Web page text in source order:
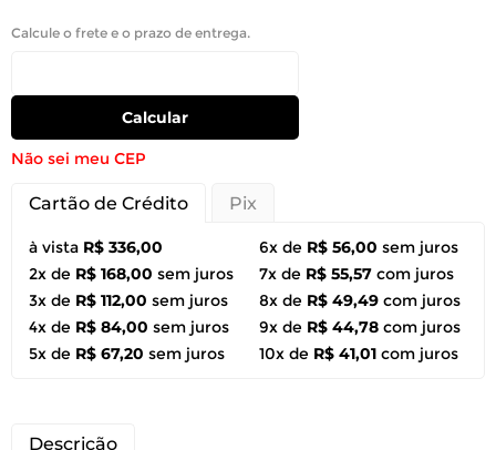
Calcule o frete e o prazo de entrega.
Calcular
Não sei meu CEP
Cartão de Crédito Pix
à vista R$ 336,00
2x de R$ 168,00 sem juros
3x de R$ 112,00 sem juros
4x de R$ 84,00 sem juros
5x de R$ 67,20 sem juros
6x de R$ 56,00 sem juros
7x de R$ 55,57 com juros
8x de R$ 49,49 com juros
9x de R$ 44,78 com juros
10x de R$ 41,01 com juros
Descrição